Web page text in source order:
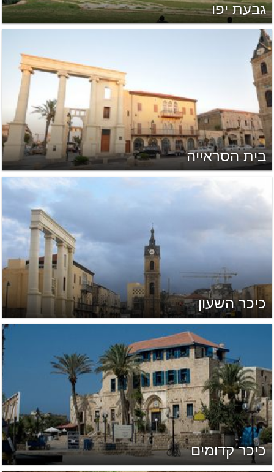
גבעת יפו
בית הסראייה
כיכר השעון
כיכר קדומים